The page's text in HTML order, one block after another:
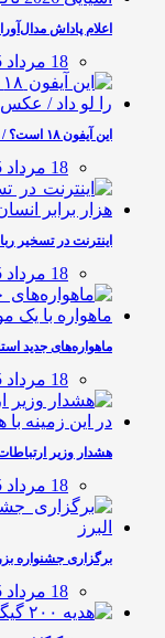
اعلام پاداش
18 مرداد 1405
این آیفون ۱۸ است؟ / «Caviar» مشخصات…
18 مرداد 1405
اینترنت در تسخیر
18 مرداد 1405
ماهواره‌های جدید
18 مرداد 1405
هشدار وزیر
18 مرداد 1405
برگزاری جشنواره
18 مرداد 1405